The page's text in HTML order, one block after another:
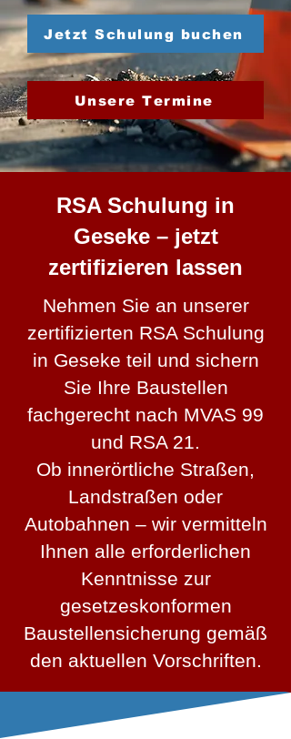
Jetzt Schulung buchen
Unsere Termine
RSA Schulung in
Geseke – jetzt
zertifizieren lassen
Nehmen Sie an unserer
zertifizierten RSA Schulung
in Geseke teil und sichern
Sie Ihre Baustellen
fachgerecht nach MVAS 99
und RSA 21.
Ob innerörtliche Straßen,
Landstraßen oder
Autobahnen – wir vermitteln
Ihnen alle erforderlichen
Kenntnisse zur
gesetzeskonformen
Baustellensicherung gemäß
den aktuellen Vorschriften.